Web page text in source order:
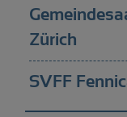
Zürich
SVFF